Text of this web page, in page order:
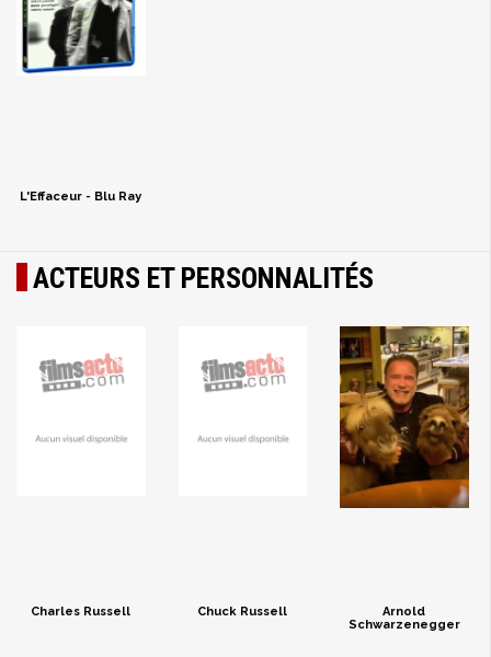
L'Effaceur - Blu Ray
ACTEURS ET PERSONNALITÉS
Charles Russell Chuck Russell
Arnold
Schwarzenegger